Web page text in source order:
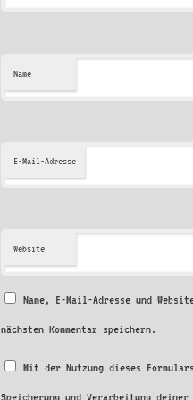
Name
E-Mail-Adresse
Website
Name, E-Mail-Adresse und
nächsten Kommentar speichern.
Mit der Nutzung dieses
Speicherung und Verarbeitung